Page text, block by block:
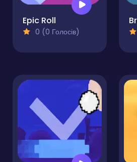
Epic Roll
0 (0 Голосів)